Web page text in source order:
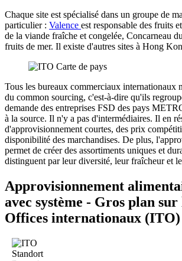
Chaque site est spécialisé dans un groupe de
particulier : Valence est responsable des fruits
de la viande fraîche et congelée, Concarneau
fruits de mer. Il existe d'autres sites à Hong
Tous les bureaux commerciaux internationaux
du common sourcing, c'est-à-dire qu'ils
demande des entreprises FSD des pays
à la source. Il n'y a pas d'intermédiaires. Il en
d'approvisionnement courtes, des prix
disponibilité des marchandises. De plus,
permet de créer des assortiments uniques et
distinguent par leur diversité, leur fraîcheur et
Approvisionnement
avec système - Gros plan
Offices internationaux (ITO)